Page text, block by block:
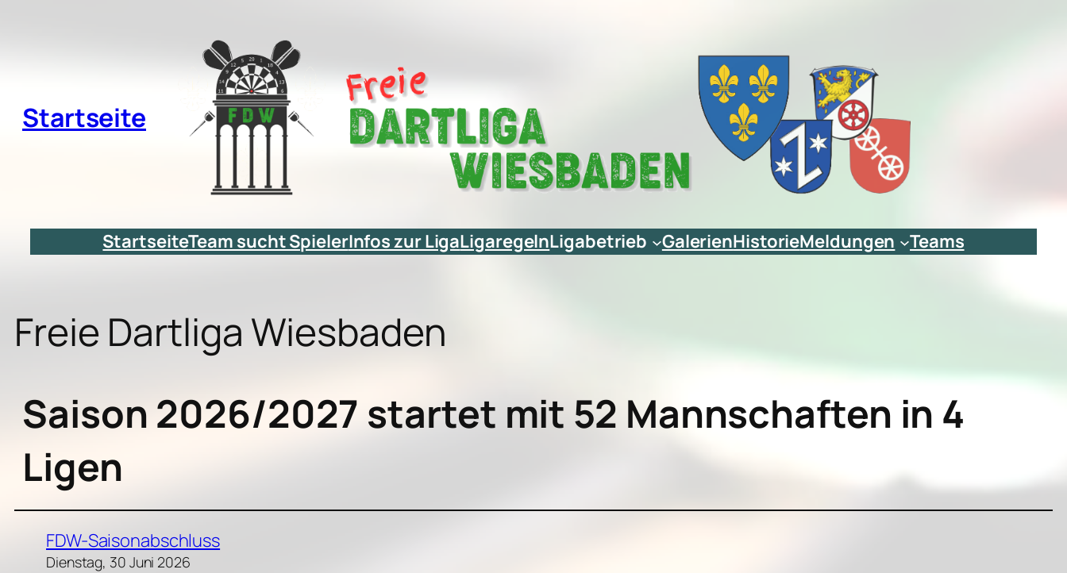
Startseite
StartseiteTeam sucht SpielerInfos zur LigaLigaregelnLigabetrieb GalerienHistorieMeldungen Teams
Freie Dartliga Wiesbaden
Saison 2026/2027 startet mit 52 Mannschaften in 4
Ligen
FDW-Saisonabschluss
Dienstag, 30 Juni 2026